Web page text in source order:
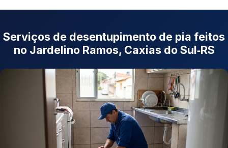
Serviços de desentupimento de pia feitos
no Jardelino Ramos, Caxias do Sul‑RS